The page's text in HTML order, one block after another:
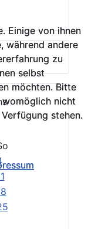
Einige von ihnen
während andere
zu
selbst
möchten. Bitte
womöglich nicht
stehen.
Einige von ihnen
während andere
zu
selbst
möchten. Bitte
womöglich nicht
stehen.